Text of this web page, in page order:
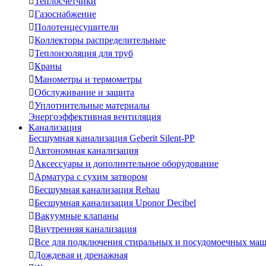
Газоснабжение
Полотенцесушители
Коллекторы распределительные
Теплоизоляция для труб
Краны
Манометры и термометры
Обслуживание и защита
Уплотнительные материалы
Энергоэффективная вентиляция
Канализация
Бесшумная канализация Geberit Silent-PP
Автономная канализация
Аксессуары и дополнительное оборудование
Арматура с сухим затвором
Бесшумная канализация Rehau
Бесшумная канализация Uponor Decibel
Вакуумные клапаны
Внутренняя канализация
Все для подключения стиральных и посудомоечных
Дождевая и дренажная